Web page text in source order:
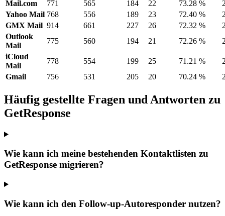
Mail.com 771 565 184 22 73.28 %
Yahoo Mail 768 556 189 23 72.40 %
GMX Mail 914 661 227 26 72.32 %
Outlook
Mail
775 560 194 21 72.26 %
iCloud
Mail
778 554 199 25 71.21 %
Gmail
756 531 205 20 70.24 %
Häufig gestellte Fragen und Antworten zu
GetResponse
Wie kann ich meine bestehenden Kontaktlisten zu
GetResponse migrieren?
Wie kann ich den Follow-up-Autoresponder nutzen?